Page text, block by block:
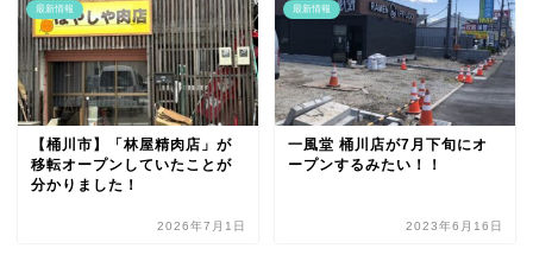
最新情報
【桶川市】「林屋精肉店」が
移転オープンしていたことが
分かりました！
2026年7月1日
最新情報
一風堂 桶川店が7月下旬にオ
ープンするみたい！！
2023年6月16日